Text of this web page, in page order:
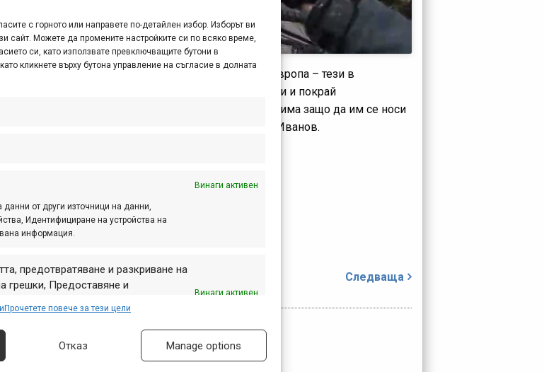
с горното или направете по-детайлен избор. Изборът ви
сайт. Можете да промените настройките си по всяко време,
си, като използвате превключващите бутони в
кликнете върху бутона управление на съгласие в долната
Винаги активен
от други източници на данни,
Идентифициране на устройства на
информация.
предотвратяване и разкриване на
грешки, Предоставяне и
поверителност.
Винаги активен
Прочетете повече за тези цели
Отказ Manage options
да покара по едни от най-добрите МТБ пътеки в Европа – тези в
Финале Лигуре и Пиетра Лигуре, популярни и покрай
видеоклипове и други материали в медиите. Е, има защо да им се носи
от Андрей Цолев с кадри от камерата на Иво Иванов.
Следваща